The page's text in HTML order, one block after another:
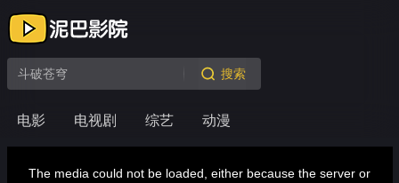
电影 电视剧 综艺 动漫
搜索
modalThe media could not be loaded, either because the server or